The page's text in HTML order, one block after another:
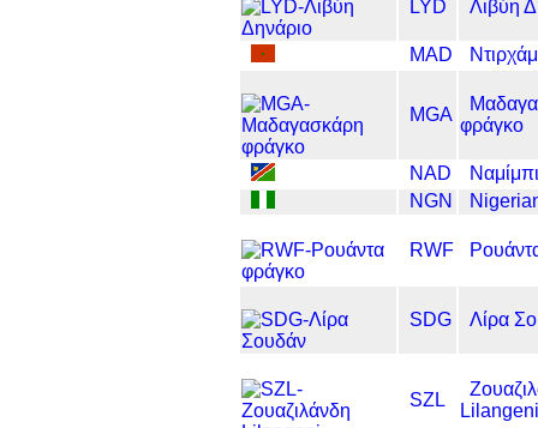
LYD Λιβύη
MAD
MGA
φράγκο
NAD
NGN
RWF
SDG Λίρα
SZL
Lilangeni